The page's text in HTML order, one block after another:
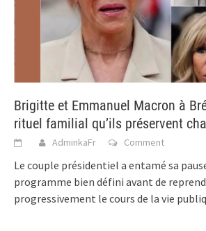
Brigitte et Emmanuel Macron à
rituel familial qu’ils préservent
AdminkaFr Comment
Le couple présidentiel a entamé sa
programme bien défini avant de
progressivement le cours de la vie